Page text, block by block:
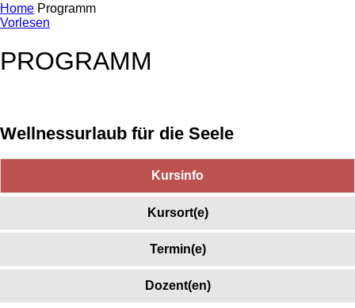
Home Programm
Vorlesen
PROGRAMM
Wellnessurlaub für die Seele
Kursinfo
Kursort(e)
Termin(e)
Dozent(en)